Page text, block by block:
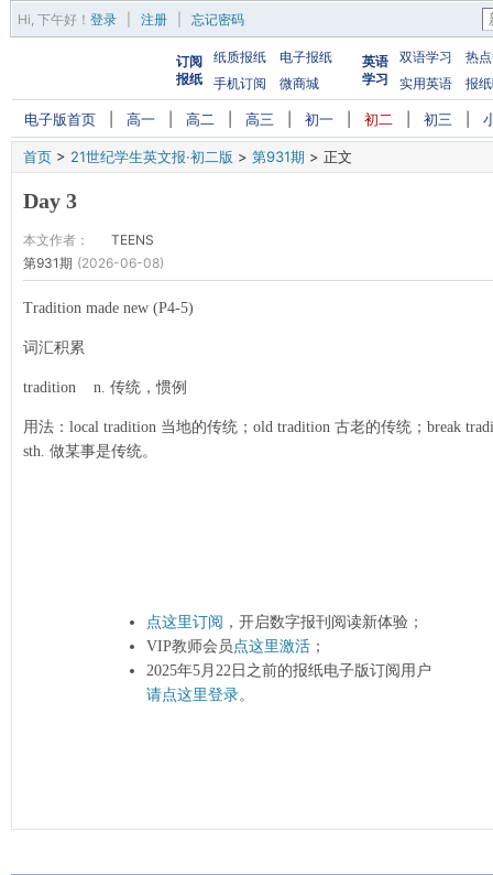
Hi, 下午好 ！ 登录 注册 忘记密码
订阅
报纸
纸质报纸
电子报纸
手机订阅
微商城
英语
学习
双语学习
热
实用英语
报
电子版首页 高一 高二 高三 初一 初二 初三
首页 > 21世纪学生英文报·初二版 > 第931期 > 正文
Day 3
本文作者：
TEENS
第931期 (2026-06-08)
Tradition made new (P4-5)
词汇积累
tradition n. 传统，惯例
用法：local tradition 当地的传统；old tradition 古老的传统；break
sth. 做某事是传统。
点这里订阅 ，开启数字报刊阅读新体验；
VIP教师会员点这里激活 ；
2025年5月22日之前的报纸电子版订阅用户
请点这里登录。